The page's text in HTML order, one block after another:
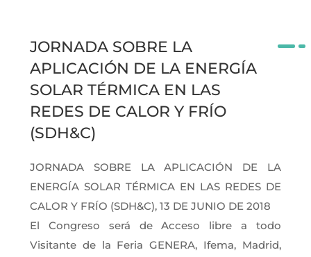
JORNADA SOBRE LA
APLICACIÓN DE LA ENERGÍA
SOLAR TÉRMICA EN LAS
REDES DE CALOR Y FRÍO
(SDH&C)
JORNADA SOBRE LA APLICACIÓN DE LA
ENERGÍA SOLAR TÉRMICA EN LAS REDES DE
CALOR Y FRÍO (SDH&C), 13 DE JUNIO DE 2018
El Congreso será de Acceso libre a todo
Visitante de la Feria GENERA, Ifema, Madrid,